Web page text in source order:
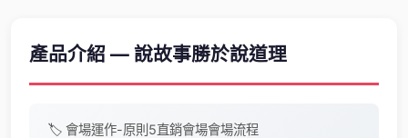
產品介紹 — 說故事勝於說道理
🏷️ 會場運作-原則5直銷會場會場流程